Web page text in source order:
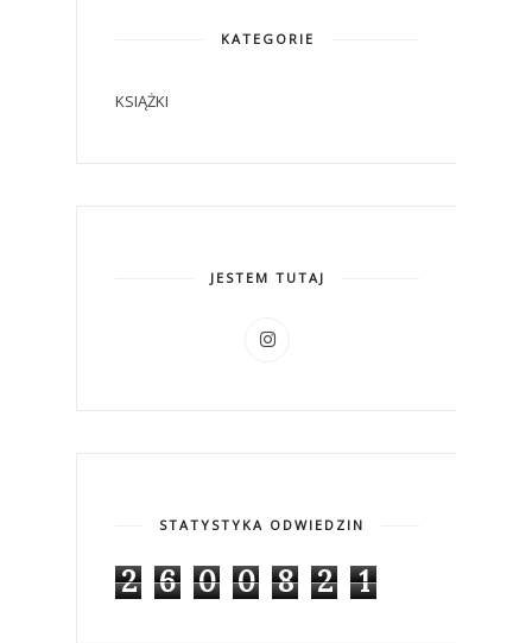
KATEGORIE
KSIĄŻKI
JESTEM TUTAJ
STATYSTYKA ODWIEDZIN
2 6 0 0 8 2 1